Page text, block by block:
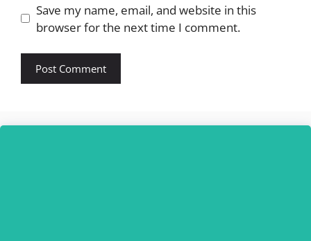
Website
Save my name, email, and website in this
browser for the next time I comment.